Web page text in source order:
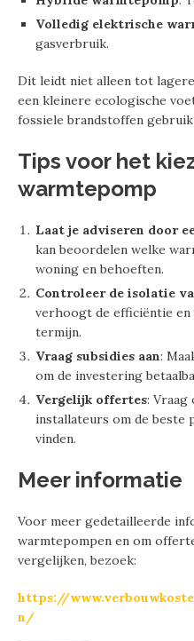
Volledig elektrische
gasverbruik.
Dit leidt niet alleen tot
een kleinere ecologische
fossiele brandstoffen
Tips voor het
warmtepomp
Laat je adviseren door
kan beoordelen welke
woning en behoeften.
Controleer de isolatie
verhoogt de efficiëntie en
termijn.
Vraag subsidies aan:
om de investering
Vergelijk offertes: Vraag
installateurs om de
vinden.
Meer informatie
Voor meer gedetailleerde
warmtepompen en om
vergelijken, bezoek:
https://
n/